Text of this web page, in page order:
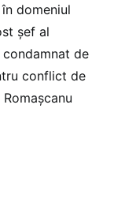
domeniul
șef al
de
conflict de